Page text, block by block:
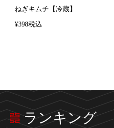
ねぎキムチ【冷蔵】
¥398税込
ランキング